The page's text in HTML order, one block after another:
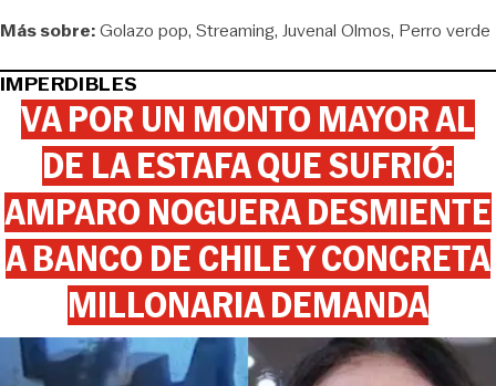
Más sobre:Golazo pop Streaming Juvenal Olmos Perro verde
IMPERDIBLES
VA POR UN MONTO MAYOR AL
DE LA ESTAFA QUE SUFRIÓ:
AMPARO NOGUERA DESMIENTE
A BANCO DE CHILE Y CONCRETA
MILLONARIA DEMANDA